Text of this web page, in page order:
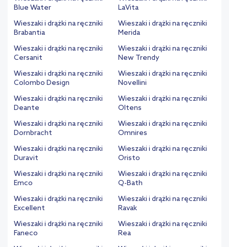
Blue Water
Wieszaki i drążki na ręczniki
Brabantia
Wieszaki i drążki na ręczniki
Cersanit
Wieszaki i drążki na ręczniki
Colombo Design
Wieszaki i drążki na ręczniki
Deante
Wieszaki i drążki na ręczniki
Dornbracht
Wieszaki i drążki na ręczniki
Duravit
Wieszaki i drążki na ręczniki
Emco
Wieszaki i drążki na ręczniki
Excellent
Wieszaki i drążki na ręczniki
Faneco
LaVita
Wieszaki i drążki na ręczniki
Merida
Wieszaki i drążki na ręczniki
New Trendy
Wieszaki i drążki na ręczniki
Novellini
Wieszaki i drążki na ręczniki
Oltens
Wieszaki i drążki na ręczniki
Omnires
Wieszaki i drążki na ręczniki
Oristo
Wieszaki i drążki na ręczniki
Q-Bath
Wieszaki i drążki na ręczniki
Ravak
Wieszaki i drążki na ręczniki
Rea